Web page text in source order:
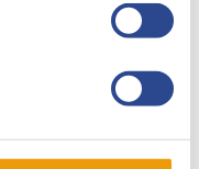
Star Comics